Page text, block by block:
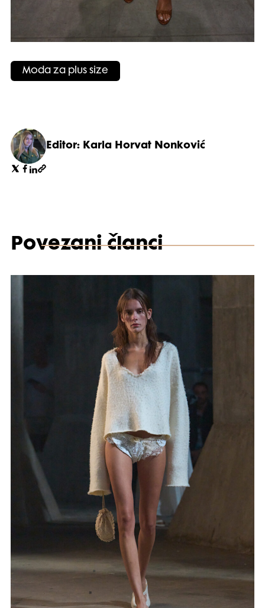
Moda za plus size
Editor: Karla Horvat Nonković
Povezani članci